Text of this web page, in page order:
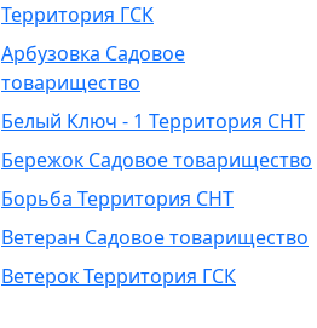
Территория ГСК
Арбузовка Садовое
товарищество
Белый Ключ - 1 Территория СНТ
Бережок Садовое товарищество
Борьба Территория СНТ
Ветеран Садовое товарищество
Ветерок Территория ГСК